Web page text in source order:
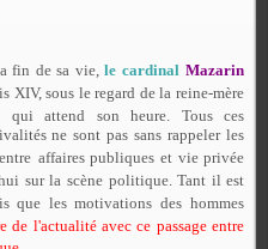
fin de sa vie, le cardinal Mazarin
XIV, sous le regard de la reine-mère
qui attend son heure. Tous ces
ne sont pas sans rappeler les
affaires publiques et vie privée
sur la scène politique. Tant il est
que les motivations des hommes
de l'actualité avec ce passage entre